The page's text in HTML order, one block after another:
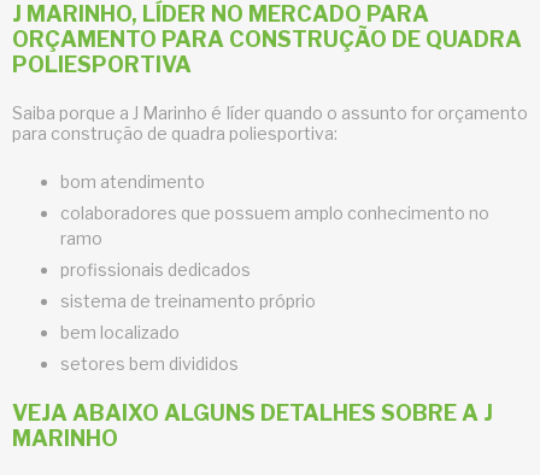
J MARINHO, LÍDER NO MERCADO PARA
ORÇAMENTO PARA CONSTRUÇÃO DE QUADRA
POLIESPORTIVA
Saiba porque a J Marinho é líder quando o assunto for orçamento
para construção de quadra poliesportiva:
bom atendimento
colaboradores que possuem amplo conhecimento no
ramo
profissionais dedicados
sistema de treinamento próprio
bem localizado
setores bem divididos
VEJA ABAIXO ALGUNS DETALHES SOBRE A J
MARINHO